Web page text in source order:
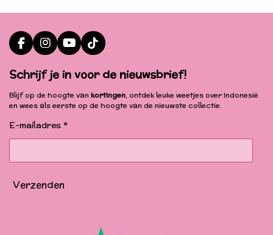
F
a
c
e
b
o
k
I
n
s
t
a
g
a
Y
o
u
T
u
b
T
i
k
T
o
k
Schrijf je in voor de nieuwsbrief!
Blijf op de hoogte van kortingen, ontdek leuke weetjes over Indonesië
en wees als eerste op de hoogte van de nieuwste collectie.
E-mailadres *
Verzenden